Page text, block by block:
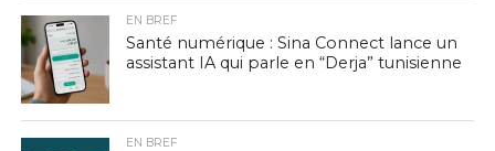
EN BREF
Santé numérique : Sina Connect lance un
assistant IA qui parle en “Derja” tunisienne
EN BREF